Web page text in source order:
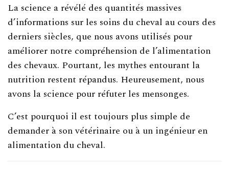
La science a révélé des quantités massives
d’informations sur les soins du cheval au cours des
derniers siècles, que nous avons utilisés pour
améliorer notre compréhension de l’alimentation
des chevaux. Pourtant, les mythes entourant la
nutrition restent répandus. Heureusement, nous
avons la science pour réfuter les mensonges.
C’est pourquoi il est toujours plus simple de
demander à son vétérinaire ou à un ingénieur en
alimentation du cheval.